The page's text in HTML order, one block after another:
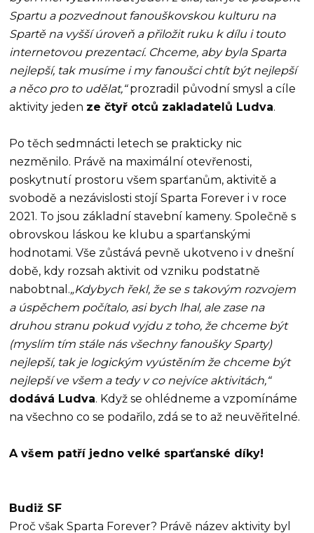
Spartu a pozvednout fanouškovskou kulturu na
Spartě na vyšší úroveň a přiložit ruku k dílu i touto
internetovou prezentací. Chceme, aby byla Sparta
nejlepší, tak musíme i my fanoušci chtít být nejlepší
a něco pro to udělat,“prozradil původní smysl a cíle
aktivity jeden ze čtyř otců zakladatelů Ludva.
Po těch sedmnácti letech se prakticky nic
nezměnilo. Právě na maximální otevřenosti,
poskytnutí prostoru všem sparťanům, aktivitě a
svobodě a nezávislosti stojí Sparta Forever i v roce
2021. To jsou základní stavební kameny. Společně s
obrovskou láskou ke klubu a sparťanskými
hodnotami. Vše zůstává pevně ukotveno i v dnešní
době, kdy rozsah aktivit od vzniku podstatně
nabobtnal.„Kdybych řekl, že se s takovým rozvojem
a úspěchem počítalo, asi bych lhal, ale zase na
druhou stranu pokud vyjdu z toho, že chceme být
(myslím tím stále nás všechny fanoušky Sparty)
nejlepší, tak je logickým vyústěním že chceme být
nejlepší ve všem a tedy v co nejvíce aktivitách,“
dodává Ludva. Když se ohlédneme a vzpomínáme
na všechno co se podařilo, zdá se to až neuvěřitelné.
A všem patří jedno velké sparťanské díky!
Budiž SF
Proč však Sparta Forever? Právě název aktivity byl